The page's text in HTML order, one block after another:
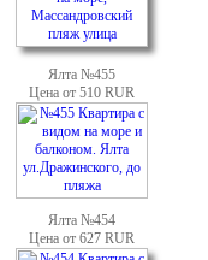
Ялта №455
Цена от 510 RUR
Ялта №454
Цена от 627 RUR